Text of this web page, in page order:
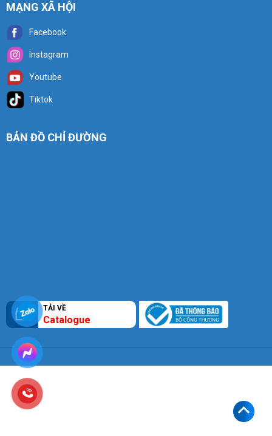
MẠNG XÃ HỘI
Facebook
Instagram
Youtube
Tiktok
BẢN ĐỒ CHỈ ĐƯỜNG
TẢI VỀ
Catalogue